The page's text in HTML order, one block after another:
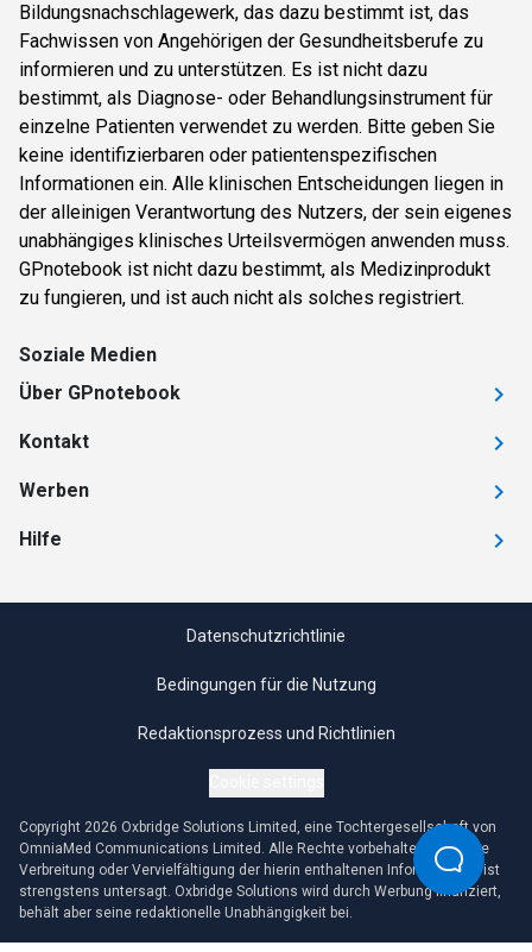
Bildungsnachschlagewerk, das dazu bestimmt ist, das
Fachwissen von Angehörigen der Gesundheitsberufe zu
informieren und zu unterstützen. Es ist nicht dazu
bestimmt, als Diagnose- oder Behandlungsinstrument für
einzelne Patienten verwendet zu werden. Bitte geben Sie
keine identifizierbaren oder patientenspezifischen
Informationen ein. Alle klinischen Entscheidungen liegen in
der alleinigen Verantwortung des Nutzers, der sein eigenes
unabhängiges klinisches Urteilsvermögen anwenden muss.
GPnotebook ist nicht dazu bestimmt, als Medizinprodukt
zu fungieren, und ist auch nicht als solches registriert.
Soziale Medien
Über GPnotebook
Kontakt
Werben
Hilfe
Datenschutzrichtlinie
Bedingungen für die Nutzung
Redaktionsprozess und Richtlinien
Copyright 2026 Oxbridge Solutions Limited, eine Tochtergesellschaft von
OmniaMed Communications Limited. Alle Rechte vorbehalten. Jegliche
Verbreitung oder Vervielfältigung der hierin enthaltenen Informationen ist
strengstens untersagt. Oxbridge Solutions wird durch Werbung finanziert,
behält aber seine redaktionelle Unabhängigkeit bei.